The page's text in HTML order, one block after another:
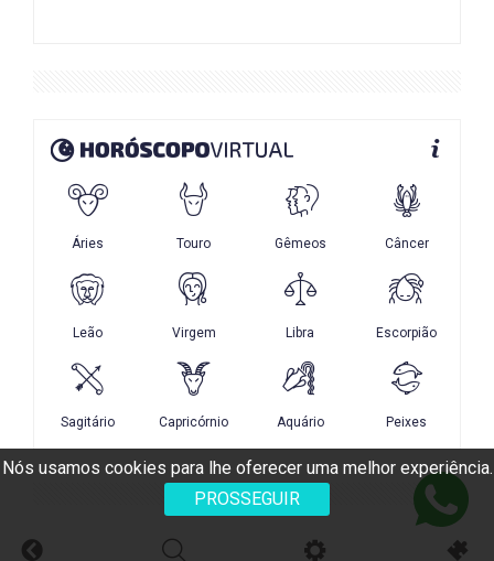
Nós usamos cookies para lhe oferecer uma melhor experiência.
PROSSEGUIR